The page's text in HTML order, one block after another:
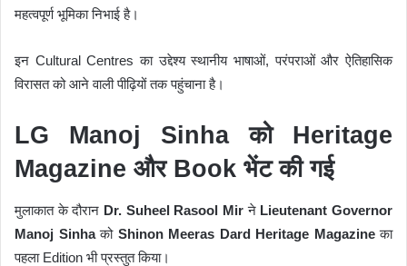
महत्वपूर्ण भूमिका निभाई है।
इन Cultural Centres का उद्देश्य स्थानीय भाषाओं, परंपराओं और ऐतिहासिक
विरासत को आने वाली पीढ़ियों तक पहुंचाना है।
LG Manoj Sinha को Heritage
Magazine और Book भेंट की गई
मुलाकात के दौरान Dr. Suheel Rasool Mir ने Lieutenant Governor
Manoj Sinhaको Shinon Meeras Dard Heritage Magazineका
पहला Edition भी प्रस्तुत किया।